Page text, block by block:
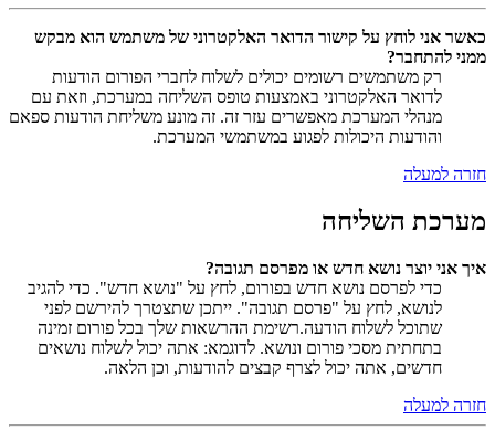
כאשר אני לוחץ על קישור הדואר האלקטרוני של משתמש הוא מבקש
ממני להתחבר?
רק משתמשים רשומים יכולים לשלוח לחברי הפורום הודעות
לדואר האלקטרוני באמצעות טופס השליחה במערכת, וזאת עם
מנהלי המערכת מאפשרים עזר זה. זה מונע משליחת הודעות ספאם
והודעות היכולות לפגוע במשתמשי המערכת.
חזרה למעלה
מערכת השליחה
איך אני יוצר נושא חדש או מפרסם תגובה?
כדי לפרסם נושא חדש בפורום, לחץ על "נושא חדש". כדי להגיב
לנושא, לחץ על "פרסם תגובה". ייתכן שתצטרך להירשם לפני
שתוכל לשלוח הודעה.רשימת ההרשאות שלך בכל פורום זמינה
בתחתית מסכי פורום ונושא. לדוגמא: אתה יכול לשלוח נושאים
חדשים, אתה יכול לצרף קבצים להודעות, וכן הלאה.
חזרה למעלה